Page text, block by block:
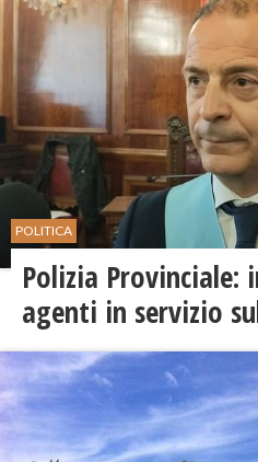
POLITICA
Polizia Provinciale:
agenti in servizio